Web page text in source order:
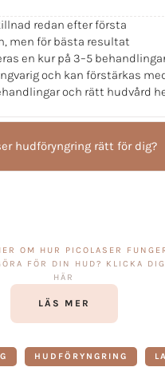
redan efter första
men för bästa resultat
en kur på 3–5
och kan förstärkas
och rätt hudvård
hudföryngring rätt för dig?
OM HUR PICOLASER
FÖR DIN HUD? KLICKA
HÄR
LÄS MER
HUDFÖRYNGRING